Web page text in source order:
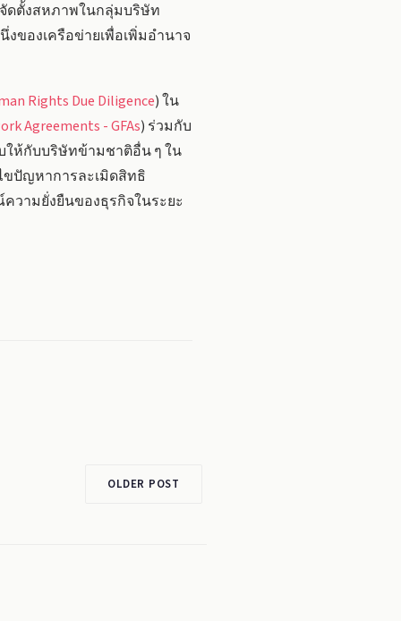
ดตั้งสหภาพในกลุ่มบริษัท
ของเครือข่ายเพื่อเพิ่มอำนาจ
Rights Due Diligence) ใน
Agreements - GFAs) ร่วมกับ
ให้กับบริษัทข้ามชาติอื่น ๆ ใน
ขปัญหาการละเมิดสิทธิ
วามยั่งยืนของธุรกิจในระยะ
OLDER POST